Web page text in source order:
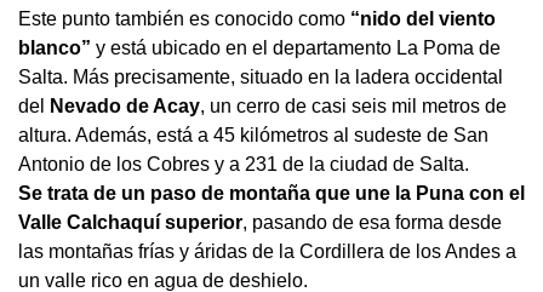
Este punto también es conocido como “nido del viento
blanco” y está ubicado en el departamento La Poma de
Salta. Más precisamente, situado en la ladera occidental
del
Nevado de Acay, un cerro de casi seis mil metros de
altura. Además, está a 45 kilómetros al sudeste de San
Antonio de los Cobres y a 231 de la ciudad de Salta.
Se trata de un paso de montaña que une la Puna con el
Valle Calchaquí superior, pasando de esa forma desde
las montañas frías y áridas de la Cordillera de los Andes a
un valle rico en agua de deshielo.